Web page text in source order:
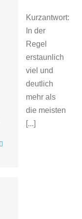
Kurzantwort:
In der
Regel
erstaunlich
viel und
deutlich
mehr als
die meisten
[...]